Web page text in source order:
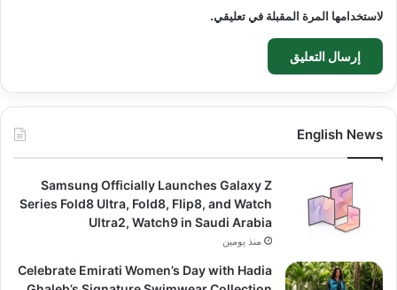
لاستخدامها المرة المقبلة في تعليقي.
English News
Samsung Officially Launches Galaxy Z
Series Fold8 Ultra, Fold8, Flip8, and Watch
Ultra2, Watch9 in Saudi Arabia
منذ يومين
Celebrate Emirati Women’s Day with Hadia